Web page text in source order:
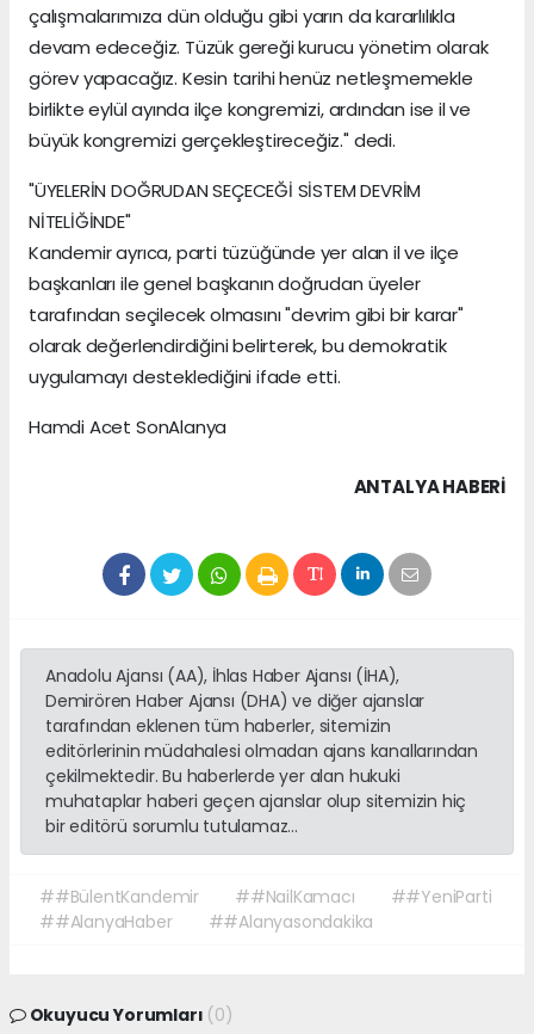
çalışmalarımıza dün olduğu gibi yarın da kararlılıkla
devam edeceğiz. Tüzük gereği kurucu yönetim olarak
görev yapacağız. Kesin tarihi henüz netleşmemekle
birlikte eylül ayında ilçe kongremizi, ardından ise il ve
büyük kongremizi gerçekleştireceğiz." dedi.
"ÜYELERİN DOĞRUDAN SEÇECEĞİ SİSTEM DEVRİM
NİTELİĞİNDE"
Kandemir ayrıca, parti tüzüğünde yer alan il ve ilçe
başkanları ile genel başkanın doğrudan üyeler
tarafından seçilecek olmasını "devrim gibi bir karar"
olarak değerlendirdiğini belirterek, bu demokratik
uygulamayı desteklediğini ifade etti.
Hamdi Acet SonAlanya
ANTALYA HABERİ
Anadolu Ajansı (AA), İhlas Haber Ajansı (İHA),
Demirören Haber Ajansı (DHA) ve diğer ajanslar
tarafından eklenen tüm haberler, sitemizin
editörlerinin müdahalesi olmadan ajans kanallarından
çekilmektedir. Bu haberlerde yer alan hukuki
muhataplar haberi geçen ajanslar olup sitemizin hiç
bir editörü sorumlu tutulamaz...
##BülentKandemir ##NailKamacı
##YeniParti
##AlanyaHaber
##Alanyasondakika
Okuyucu Yorumları (0)